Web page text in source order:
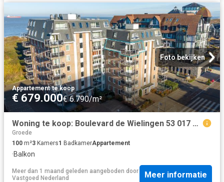
Foto bekijken
Appartement·te koop
€ 679.000€ 6.790/m²
Woning te koop: Boulevard de Wielingen 53 017 4 JL Cadzand Vastgoed Nederland
Groede
100 m²3 Kamers1 BadkamerAppartement
·Balkon
Meer dan 1 maand geleden aangeboden door
Vastgoed Nederland
Meer informatie